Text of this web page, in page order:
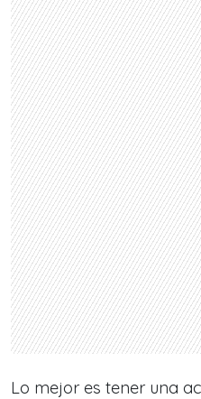
Lo mejor es tener una